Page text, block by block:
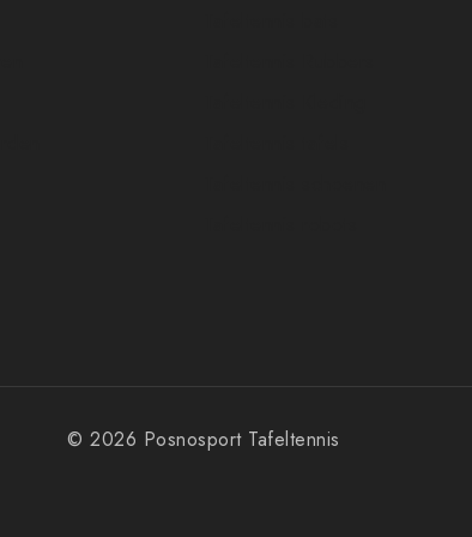
© 2026 Posnosport Tafeltennis